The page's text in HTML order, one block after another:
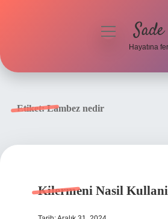
menüyü
Hayatına
Etiket:Lambez nedir
Kilermeni Nasil